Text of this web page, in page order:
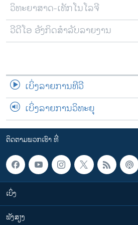
ວິທະຍາສາດ-ເທັກໂນໂລຈີ
ວີດີໂອ ອັງກິດສຳລັບລາຍງານ
ເບິ່ງລາຍການທີວີ
ເບິ່ງລາຍການວິທະຍຸ
ຕິດຕາມພວກເຮົາ ທີ່
ເບິ່ງ
ຟັງສຽງ